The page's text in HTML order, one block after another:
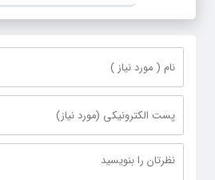
صادرات